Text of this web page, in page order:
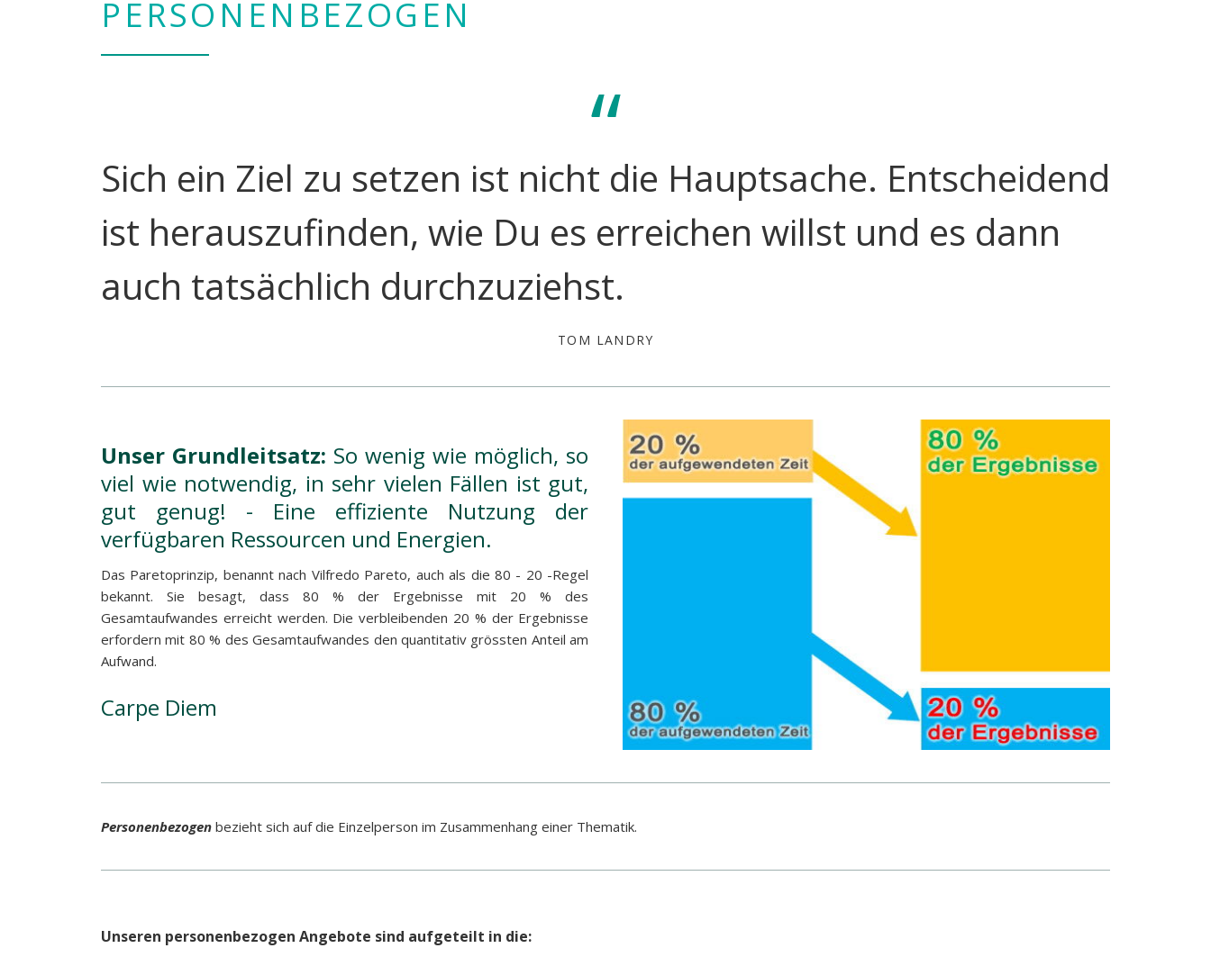
PERSONENBEZOGEN
Sich ein Ziel zu setzen ist nicht die Hauptsache. Entscheidend
ist herauszufinden, wie Du es erreichen willst und es dann
auch tatsächlich durchzuziehst.
TOM LANDRY
Unser Grundleitsatz: So wenig wie möglich, so
viel wie notwendig, in sehr vielen Fällen ist gut,
gut genug! - Eine effiziente Nutzung der
verfügbaren Ressourcen und Energien.
Das Paretoprinzip, benannt nach Vilfredo Pareto, auch als die 80 - 20 -Regel
bekannt. Sie besagt, dass 80 % der Ergebnisse mit 20 % des
Gesamtaufwandes erreicht werden. Die verbleibenden 20 % der Ergebnisse
erfordern mit 80 % des Gesamtaufwandes den quantitativ grössten Anteil am
Aufwand.
Carpe Diem
Personenbezogen bezieht sich auf die Einzelperson im Zusammenhang einer Thematik.
Unseren personenbezogen Angebote sind aufgeteilt in die: